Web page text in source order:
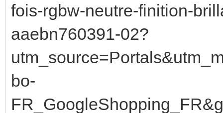
fois-rgbw-neutre-finition-
aaebn760391-02?
bo-